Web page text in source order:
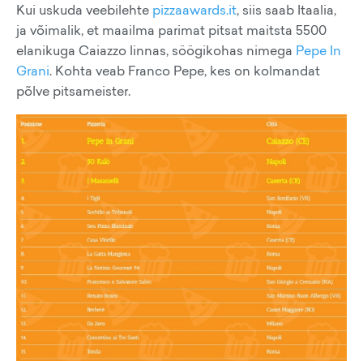
Kui uskuda veebilehte pizzaawards.it, siis saab Itaalia,
ja võimalik, et maailma parimat pitsat maitsta 5500
elanikuga Caiazzo linnas, söögikohas nimega Pepe In
Grani. Kohta veab Franco Pepe, kes on kolmandat
põlve pitsameister.